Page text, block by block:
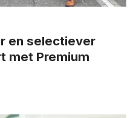
en selectiever
met Premium